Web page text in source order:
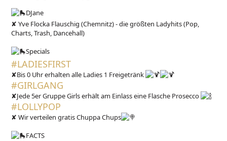
DJane
✘ Yve Flocka Flauschig (Chemnitz) - die größten Ladyhits (Pop,
Charts, Trash, Dancehall)
Specials
#LADIESFIRST
✘Bis 0 Uhr erhalten alle Ladies 1 Freigetränk
#GIRLGANG
✘Jede 5er Gruppe Girls erhält am Einlass eine Flasche Prosecco
#LOLLYPOP
✘ Wir verteilen gratis Chuppa Chups
FACTS